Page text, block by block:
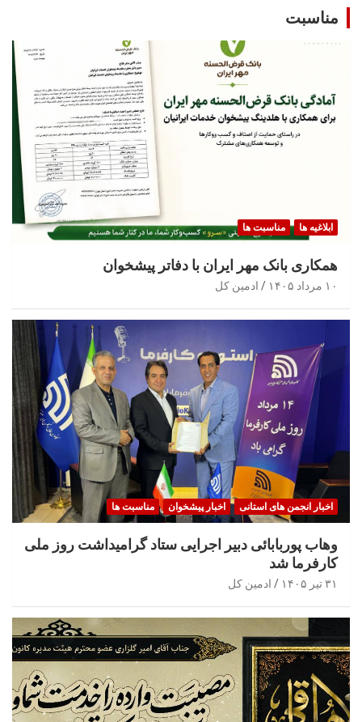
مناسبت
ابلاغیه ها مناسبت ها
همکاری بانک مهر ایران با دفاتر پیشخوان
۱۰ مرداد ۱۴۰۵ ادمین کل
اخبار انجمن های استانی اخبار پیشخوان مناسبت ها
وهاب پوربابائی دبیر اجرایی ستاد گرامیداشت روز ملی
کارفرما شد
۳۱ تیر ۱۴۰۵ ادمین کل